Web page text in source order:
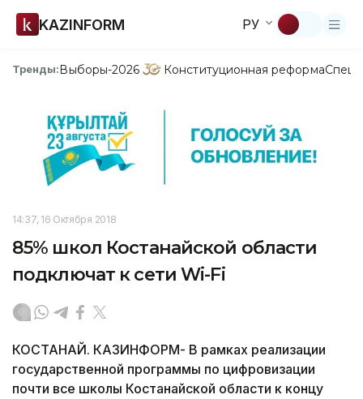
KAZINFORM РУ
Тренды:Выборы-2026 Конституционная реформа
14:37, 16 Октября 2018
85% школ Костанайской области
подключат к сети Wi-Fi
КОСТАНАЙ. КАЗИНФОРМ- В рамках реализации
государственной программы по цифровизации
почти все школы Костанайской области к концу